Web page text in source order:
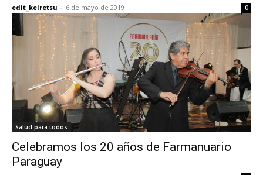
edit_keiretsu - 6 de mayo de 2019 0
Salud para todos
Celebramos los 20 años de Farmanuario
Paraguay